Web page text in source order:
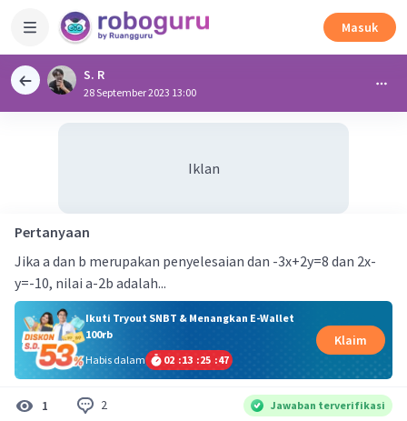
Masuk
S. R
28 September 2023 13:00
Iklan
Pertanyaan
Jika a dan b merupakan penyelesaian dan -3x+2y=8 dan 2x-
y=-10, nilai a-2b adalah...
Ikuti Tryout SNBT & Menangkan E-Wallet
100rb
Habis dalam
02 :13 :25 :46
Klaim
1 2 Jawaban terverifikasi